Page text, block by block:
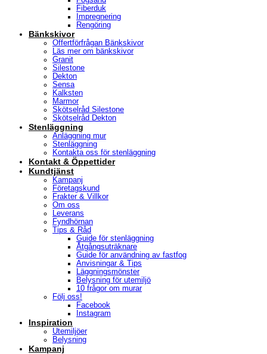
Fiberduk
Impregnering
Rengöring
Bänkskivor
Offertförfrågan Bänkskivor
Läs mer om bänkskivor
Granit
Silestone
Dekton
Sensa
Kalksten
Marmor
Skötselråd Silestone
Skötselråd Dekton
Stenläggning
Anläggning mur
Stenläggning
Kontakta oss för stenläggning
Kontakt & Öppettider
Kundtjänst
Kampanj
Företagskund
Frakter & Villkor
Om oss
Leverans
Fyndhörnan
Tips & Råd
Guide för stenläggning
Åtgångsuträknare
Guide för användning av fastfog
Anvisningar & Tips
Läggningsmönster
Belysning för utemiljö
10 frågor om murar
Följ oss!
Facebook
Instagram
Inspiration
Utemiljöer
Belysning
Kampanj